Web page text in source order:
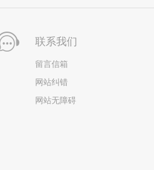
联系我们
留言信箱
网站纠错
网站无障碍